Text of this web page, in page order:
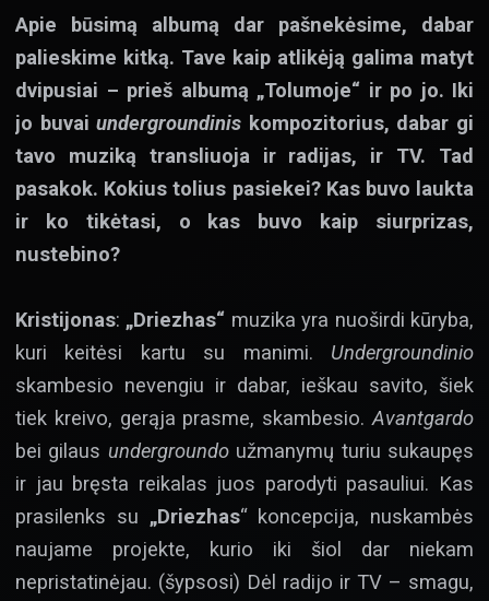
Apie būsimą albumą dar pašnekėsime, dabar
palieskime kitką. Tave kaip atlikėją galima matyt
dvipusiai – prieš albumą „Tolumoje“ ir po jo. Iki
jo buvaiundergroundinis kompozitorius, dabar gi
tavo muziką transliuoja ir radijas, ir TV. Tad
pasakok. Kokius tolius pasiekei? Kas buvo laukta
ir ko tikėtasi, o kas buvo kaip siurprizas,
nustebino?
Kristijonas: „Driezhas“ muzika yra nuoširdi kūryba,
kuri keitėsi kartu su manimi. Undergroundinio
skambesio nevengiu ir dabar, ieškau savito, šiek
tiek kreivo, gerąja prasme, skambesio. Avantgardo
bei gilaus undergroundoužmanymų turiu sukaupęs
ir jau bręsta reikalas juos parodyti pasauliui. Kas
prasilenks su „Driezhas“ koncepcija, nuskambės
naujame projekte, kurio iki šiol dar niekam
nepristatinėjau. (šypsosi) Dėl radijo ir TV – smagu,